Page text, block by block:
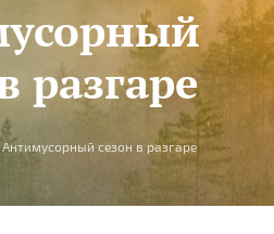
разгаре
Антимусорный сезон в разгаре